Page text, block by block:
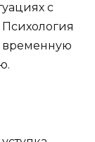
с
временную